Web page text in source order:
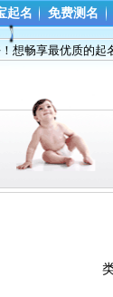
起名 免费测名
想畅享最优质的起